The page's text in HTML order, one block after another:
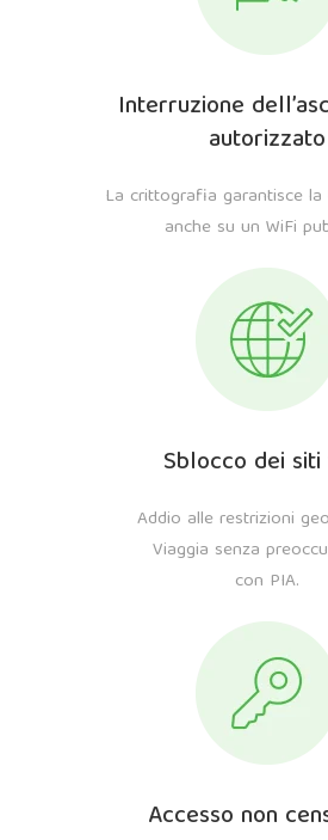
Interruzione
autorizzato
La crittografia garantisce la
anche su un WiFi
Sblocco dei
Addio alle restrizioni
Viaggia senza
con PIA.
Accesso non